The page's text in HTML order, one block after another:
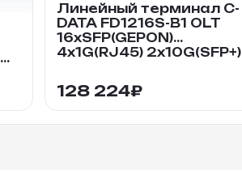
Линейный терминал C-
DATA FD1216S-B1 OLT
16xSFP(GEPON)
4x1G(RJ45) 2x10G(SFP+)
128 224₽